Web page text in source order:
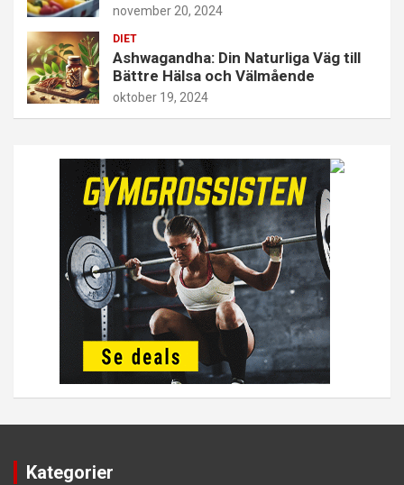
november 20, 2024
DIET
Ashwagandha: Din Naturliga Väg till
Bättre Hälsa och Välmående
oktober 19, 2024
Kategorier